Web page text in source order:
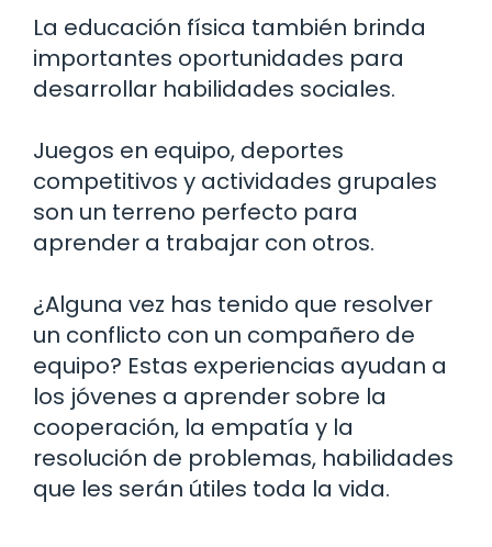
La educación física también brinda
importantes oportunidades para
desarrollar habilidades sociales.
Juegos en equipo, deportes
competitivos y actividades grupales
son un terreno perfecto para
aprender a trabajar con otros.
¿Alguna vez has tenido que resolver
un conflicto con un compañero de
equipo? Estas experiencias ayudan a
los jóvenes a aprender sobre la
cooperación, la empatía y la
resolución de problemas, habilidades
que les serán útiles toda la vida.